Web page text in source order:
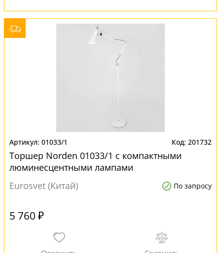
01033/1 201732
Торшер Norden 01033/1 с компактными
люминесцентными лампами
Eurosvet (Китай)
По запросу
5 760 ₽